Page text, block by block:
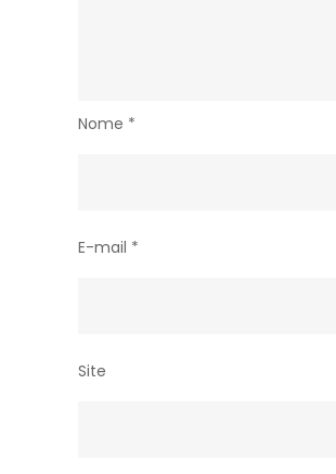
Nome *
E-mail *
Site